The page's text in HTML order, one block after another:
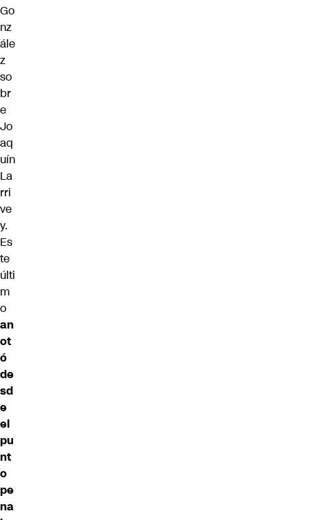
Go
nz
ále
z
so
br
e
Jo
aq
uín
La
rri
ve
y.
Es
te
últi
m
o
an
ot
ó
de
sd
e
el
pu
nt
o
pe
na